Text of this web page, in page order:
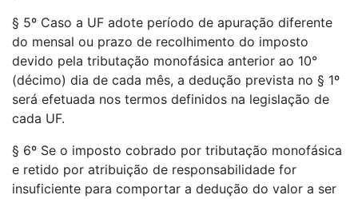
§ 5º Caso a UF adote período de apuração diferente
do mensal ou prazo de recolhimento do imposto
devido pela tributação monofásica anterior ao 10°
(décimo) dia de cada mês, a dedução prevista no § 1º
será efetuada nos termos definidos na legislação de
cada UF.
§ 6º Se o imposto cobrado por tributação monofásica
e retido por atribuição de responsabilidade for
insuficiente para comportar a dedução do valor a ser